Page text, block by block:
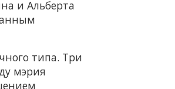
и Альберта
типа. Три
мэрия